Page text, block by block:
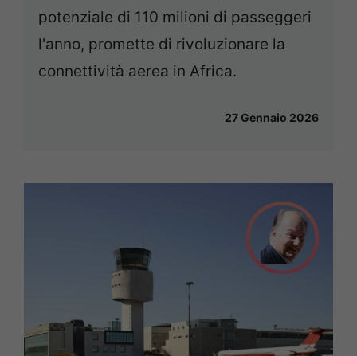
potenziale di 110 milioni di passeggeri
l'anno, promette di rivoluzionare la
connettività aerea in Africa.
27 Gennaio 2026